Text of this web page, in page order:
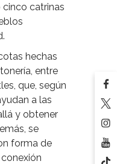
cinco catrinas
hechas
entre
que, según
a las
y obtener
se
forma de